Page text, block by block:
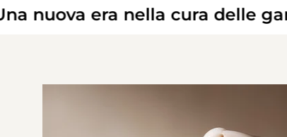
era nella cura delle gambe!